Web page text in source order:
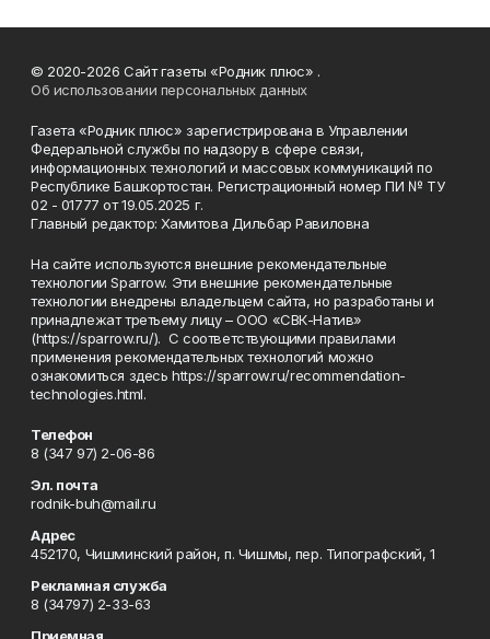
© 2020-2026 Сайт газеты «Родник плюс» .
Об использовании персональных данных
Газета «Родник плюс» зарегистрирована в Управлении
Федеральной службы по надзору в сфере связи,
информационных технологий и массовых коммуникаций по
Республике Башкортостан. Регистрационный номер ПИ № ТУ
02 - 01777 от 19.05.2025 г.
Главный редактор: Хамитова Дильбар Равиловна
На сайте используются внешние рекомендательные
технологии Sparrow. Эти внешние рекомендательные
технологии внедрены владельцем сайта, но разработаны и
принадлежат третьему лицу – ООО «СВК-Натив»
(https://sparrow.ru/). С соответствующими правилами
применения рекомендательных технологий можно
ознакомиться здесь https://sparrow.ru/recommendation-
technologies.html.
Телефон
8 (347 97) 2-06-86
Эл. почта
rodnik-buh@mail.ru
Адрес
452170, Чишминский район, п. Чишмы, пер. Типографский, 1
Рекламная служба
8 (34797) 2-33-63